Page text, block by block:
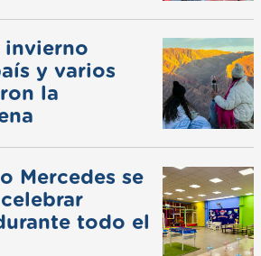
invierno
y varios
la
Mercedes se
todo el